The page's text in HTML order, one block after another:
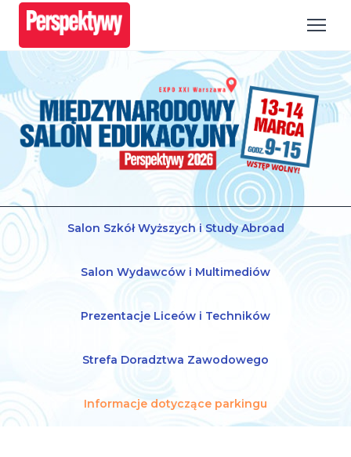
Salon Szkół Wyższych i Study Abroad
Salon Wydawców i Multimediów
Prezentacje Liceów i Techników
Strefa Doradztwa Zawodowego
Informacje dotyczące parkingu